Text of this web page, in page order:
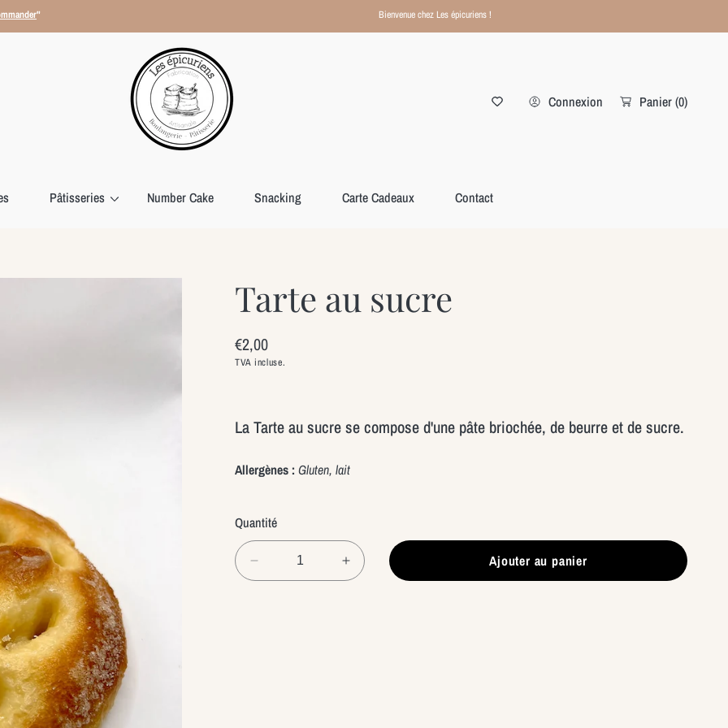
" Bienvenue chez Les épicuriens !
Pâtisseries Number Cake Snacking Carte Cadeaux Contact
Connexion Panier(0)
Tarte au sucre
Prix
habituel
€2,00
TVA incluse.
La Tarte au sucre se compose d'une pâte briochée, de beurre et de sucre.
Allergènes : Gluten, lait
Quantité
Réduire
la
Augmenter
la
Ajouter au panier